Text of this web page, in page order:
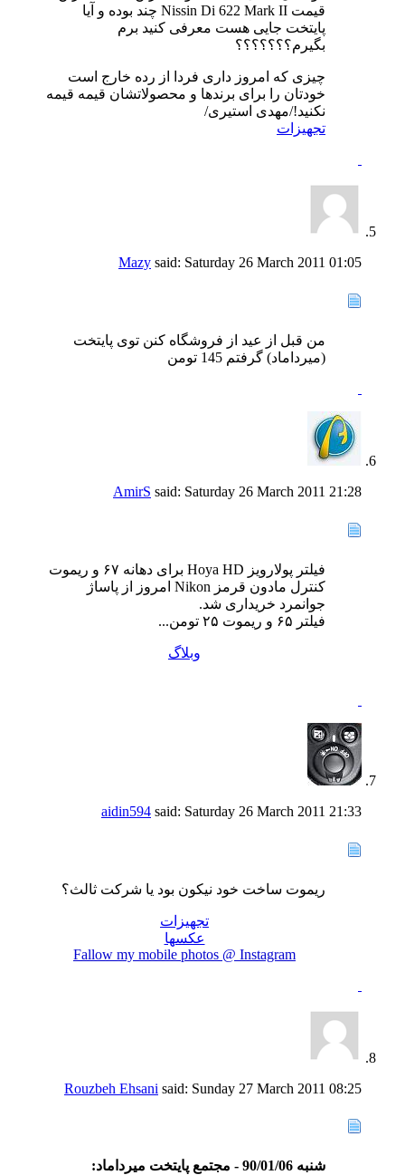
قیمت Nissin Di 622 Mark II چند بوده و آیا
پایتخت جایی هست معرفی کنید برم
بگیرم؟؟؟؟؟؟؟
چیزی که امروز داری فردا از رده خارج است
خودتان را برای برندها و محصولاتشان قیمه قیمه
نکنید!/مهدی استیری/
تجهیزات
Mazy said: Saturday 26 March 2011 01:05
من قبل از عید از فروشگاه کنن توی پایتخت
(میرداماد) گرفتم 145 تومن
AmirS said: Saturday 26 March 2011 21:28
فیلتر پولارویز Hoya HD برای دهانه ۶۷ و ریموت
کنترل مادون قرمز Nikon امروز از پاساژ
جوانمرد خریداری شد.
فیلتر ۶۵ و ریموت ۲۵ تومن...
وبلاگ
aidin594 said: Saturday 26 March 2011 21:33
ريموت ساخت خود نيكون بود يا شركت ثالث؟
تجهیزات
عکسها
Fallow my mobile photos @ Instagram
Rouzbeh Ehsani said: Sunday 27 March 2011 08:25
شنبه 90/01/06 - مجتمع پايتخت ميرداماد: